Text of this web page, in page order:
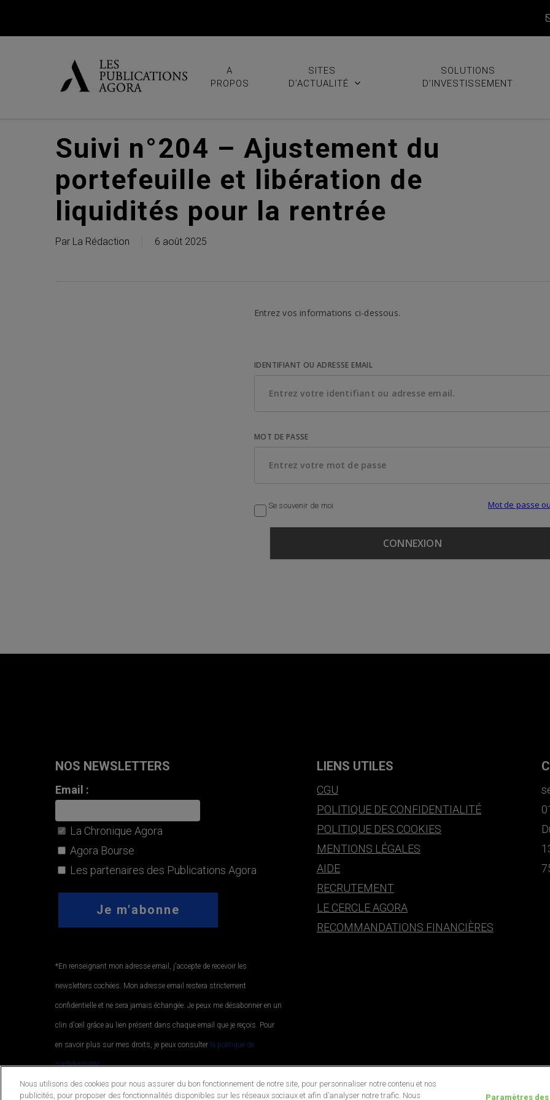
A
PROPOS
SITES
D’ACTUALITÉ
SOLUTIONS
D’INVESTISSEMENT
Suivi n°204 – Ajustement du
portefeuille et libération de
liquidités pour la rentrée
Par La Rédaction 6 août 2025
Entrez vos informations ci-dessous.
IDENTIFIANT OU ADRESSE EMAIL
MOT DE PASSE
Se souvenir de moi Mot de passe
NOS NEWSLETTERS
Email :
La Chronique Agora
Agora Bourse
Les partenaires des Publications Agora
*En renseignant mon adresse email, j'accepte de recevoir les
newsletters cochées. Mon adresse email restera strictement
confidentielle et ne sera jamais échangée. Je peux me désabonner en un
clin d'œil grâce au lien présent dans chaque email que je reçois. Pour
en savoir plus sur mes droits, je peux consulter la politique de
confidentialité..
LIENS UTILES
CGU
POLITIQUE DE CONFIDENTIALITÉ
POLITIQUE DES COOKIES
MENTIONS LÉGALES
AIDE
RECRUTEMENT
LE CERCLE AGORA
RECOMMANDATIONS FINANCIÈRES
Nous utilisons des cookies pour nous assurer du bon fonctionnement de notre site, pour personnaliser notre contenu et nos
publicités, pour proposer des fonctionnalités disponibles sur les réseaux sociaux et afin d’analyser notre trafic. Nous
Paramètres